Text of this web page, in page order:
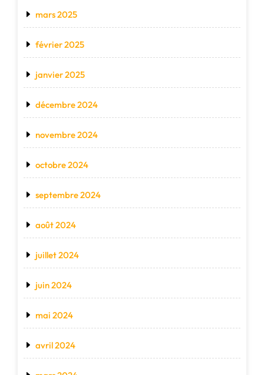
mars 2025
février 2025
janvier 2025
décembre 2024
novembre 2024
octobre 2024
septembre 2024
août 2024
juillet 2024
juin 2024
mai 2024
avril 2024